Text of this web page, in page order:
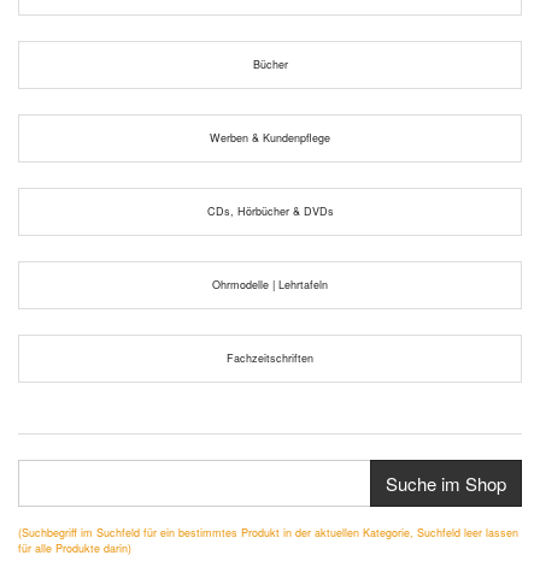
Bücher
Werben & Kundenpflege
CDs, Hörbücher & DVDs
Ohrmodelle | Lehrtafeln
Fachzeitschriften
Suche im Shop
(Suchbegriff im Suchfeld für ein bestimmtes Produkt in der aktuellen Kategorie, Suchfeld leer lassen
für alle Produkte darin)